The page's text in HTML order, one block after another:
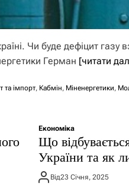
Чи буде дефіцит газу
Герман [читати
та імпорт, Кабмін, Міненергетики,
Економіка
Що
України та як
Від23 Січня, 2025